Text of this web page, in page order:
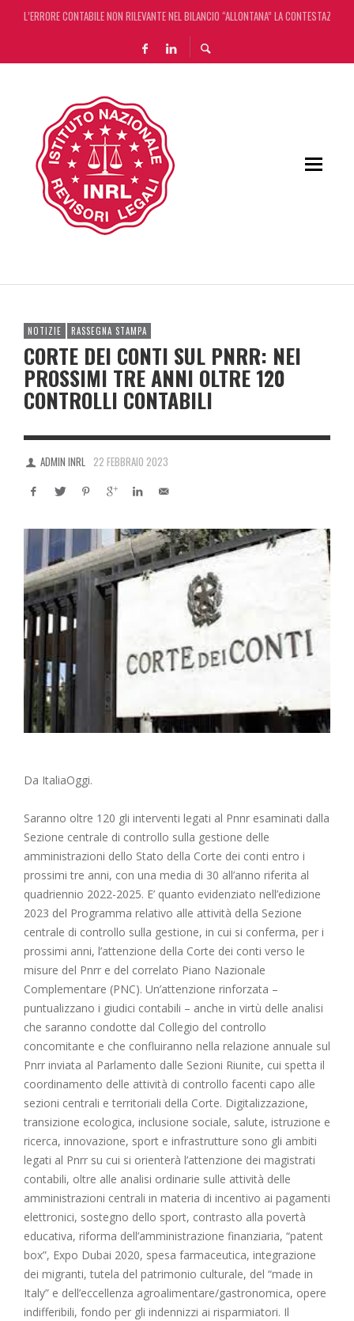
L’ERRORE CONTABILE NON RILEVANTE NEL BILANCIO “ALLONTANA” LA CONTESTAZIONE
DECRETO OMNIBUS: CON IL CONCORDATO UNO ‘SCUDO’ FISCALE DI 4 ANNI
CHIUSURA ESTIVA DELLA RASSEGNA STAMPA INRL: DAL 10 AL 24 AGOSTO
NOTIZIE RASSEGNA STAMPA
CORTE DEI CONTI SUL PNRR: NEI
PROSSIMI TRE ANNI OLTRE 120
CONTROLLI CONTABILI
ADMIN INRL 22 FEBBRAIO 2023
Da ItaliaOggi.
Saranno oltre 120 gli interventi legati al Pnnr esaminati dalla
Sezione centrale di controllo sulla gestione delle
amministrazioni dello Stato della Corte dei conti entro i
prossimi tre anni, con una media di 30 all’anno riferita al
quadriennio 2022-2025. E’ quanto evidenziato nell’edizione
2023 del Programma relativo alle attività della Sezione
centrale di controllo sulla gestione, in cui si conferma, per i
prossimi anni, l’attenzione della Corte dei conti verso le
misure del Pnrr e del correlato Piano Nazionale
Complementare (PNC). Un’attenzione rinforzata –
puntualizzano i giudici contabili – anche in virtù delle analisi
che saranno condotte dal Collegio del controllo
concomitante e che confluiranno nella relazione annuale sul
Pnrr inviata al Parlamento dalle Sezioni Riunite, cui spetta il
coordinamento delle attività di controllo facenti capo alle
sezioni centrali e territoriali della Corte. Digitalizzazione,
transizione ecologica, inclusione sociale, salute, istruzione e
ricerca, innovazione, sport e infrastrutture sono gli ambiti
legati al Pnrr su cui si orienterà l’attenzione dei magistrati
contabili, oltre alle analisi ordinarie sulle attività delle
amministrazioni centrali in materia di incentivo ai pagamenti
elettronici, sostegno dello sport, contrasto alla povertà
educativa, riforma dell’amministrazione finanziaria, “patent
box”, Expo Dubai 2020, spesa farmaceutica, integrazione
dei migranti, tutela del patrimonio culturale, del “made in
Italy” e dell’eccellenza agroalimentare/gastronomica, opere
indifferibili, fondo per gli indennizzi ai risparmiatori. Il